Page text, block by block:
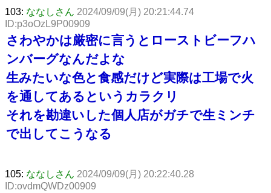
103: ななしさん 2024/09/09(月) 20:21:44.74
ID:p3oOzL9P00909
さわやかは厳密に言うとローストビーフハ
ンバーグなんだよな
生みたいな色と食感だけど実際は工場で火
を通してあるというカラクリ
それを勘違いした個人店がガチで生ミンチ
で出してこうなる
105: ななしさん 2024/09/09(月) 20:22:40.28
ID:ovdmQWDz00909